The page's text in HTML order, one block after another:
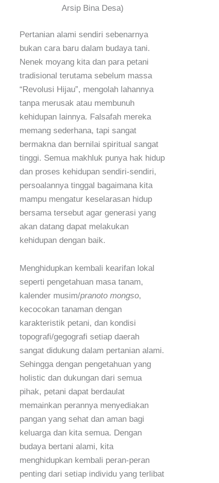
Arsip Bina Desa)
Pertanian alami sendiri sebenarnya
bukan cara baru dalam budaya tani.
Nenek moyang kita dan para petani
tradisional terutama sebelum massa
“Revolusi Hijau”, mengolah lahannya
tanpa merusak atau membunuh
kehidupan lainnya. Falsafah mereka
memang sederhana, tapi sangat
bermakna dan bernilai spiritual sangat
tinggi. Semua makhluk punya hak hidup
dan proses kehidupan sendiri-sendiri,
persoalannya tinggal bagaimana kita
mampu mengatur keselarasan hidup
bersama tersebut agar generasi yang
akan datang dapat melakukan
kehidupan dengan baik.
Menghidupkan kembali kearifan lokal
seperti pengetahuan masa tanam,
kalender musim/pranoto mongso,
kecocokan tanaman dengan
karakteristik petani, dan kondisi
topografi/gegografi setiap daerah
sangat didukung dalam pertanian alami.
Sehingga dengan pengetahuan yang
holistic dan dukungan dari semua
pihak, petani dapat berdaulat
memainkan perannya menyediakan
pangan yang sehat dan aman bagi
keluarga dan kita semua. Dengan
budaya bertani alami, kita
menghidupkan kembali peran-peran
penting dari setiap individu yang terlibat